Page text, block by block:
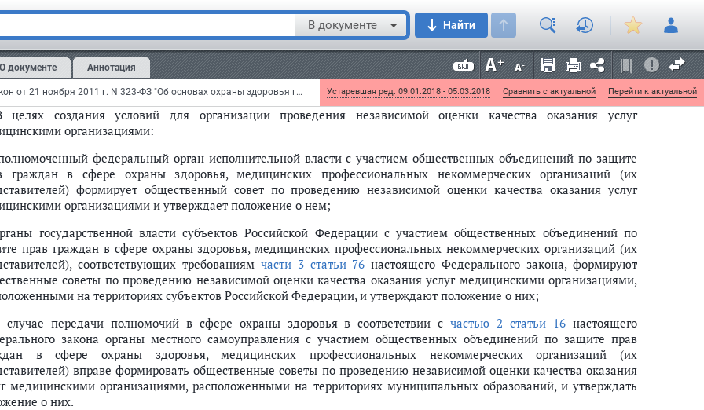
В документе Найти
О документе Аннотация
Федеральный закон от 21 ноября 2011 г. N 323-ФЗ "Об основах охраны здоровья граждан в Российской Федерации" Устаревшая ред. 09.01.2018 - 05.03.2018 Сравнить с актуальной Перейти к актуальной
удовлетворенность оказанными услугами.
оценка качества оказания услуг медицинскими организациями осуществляется в соответствии с
настоящей статьи. При проведении независимой оценки качества оказания услуг медицинскими
используется общедоступная информация о медицинских организациях, размещаемая в том числе в
открытых данных.
создания условий для организации проведения независимой оценки качества оказания услуг
организациями:
федеральный орган исполнительной власти с участием общественных объединений по защите
граждан в сфере охраны здоровья, медицинских профессиональных некоммерческих организаций (их
формирует общественный совет по проведению независимой оценки качества оказания услуг
организациями и утверждает положение о нем;
государственной власти субъектов Российской Федерации с участием общественных объединений по
прав граждан в сфере охраны здоровья, медицинских профессиональных некоммерческих организаций (их
соответствующих требованиям части 3 статьи 76 настоящего Федерального закона, формируют
советы по проведению независимой оценки качества оказания услуг медицинскими организациями,
на территориях субъектов Российской Федерации, и утверждают положение о них;
передачи полномочий в сфере охраны здоровья в соответствии счастью 2 статьи 16 настоящего
закона органы местного самоуправления с участием общественных объединений по защите прав
в сфере охраны здоровья, медицинских профессиональных некоммерческих организаций (их
вправе формировать общественные советы по проведению независимой оценки качества оказания
медицинскими организациями, расположенными на территориях муниципальных образований, и утверждать
о них.